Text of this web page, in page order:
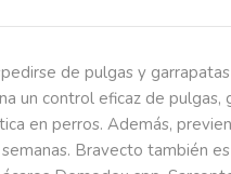
de pulgas y
un control eficaz de pulgas,
en perros. Además,
Bravecto también